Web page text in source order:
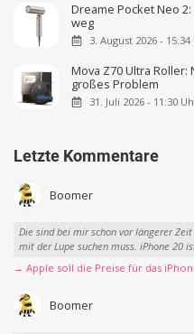
Dreame Pocket Neo
weg
3. August 2026 -
Mova Z70 Ultra
großes Problem
31. Juli 2026 - 11:30
Letzte Kommentare
Boomer
Die sind bei mir schon vor längerer
mit der Lupe suchen muss. iPhone 20
→ Apple soll die Preise für das
Boomer